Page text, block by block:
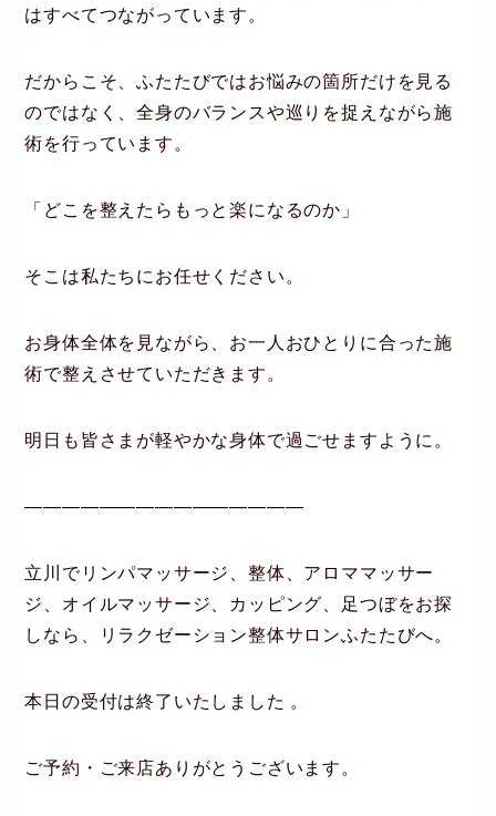
はすべてつながっています。
だからこそ、ふたたびではお悩みの箇所だけを見る
のではなく、全身のバランスや巡りを捉えながら施
術を行っています。
「どこを整えたらもっと楽になるのか」
そこは私たちにお任せください。
お身体全体を見ながら、お一人おひとりに合った施
術で整えさせていただきます。
明日も皆さまが軽やかな身体で過ごせますように。
―――――――――――――――
立川でリンパマッサージ、整体、アロママッサー
ジ、オイルマッサージ、カッピング、足つぼをお探
しなら、リラクゼーション整体サロンふたたびへ。
本日の受付は終了いたしました 。
ご予約・ご来店ありがとうございます。